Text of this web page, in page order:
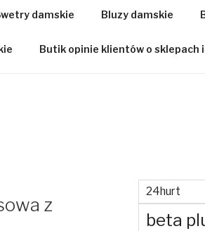
damskie Bluzy damskie
Butik opinie klientów o sklepach
z
24hurt
beta